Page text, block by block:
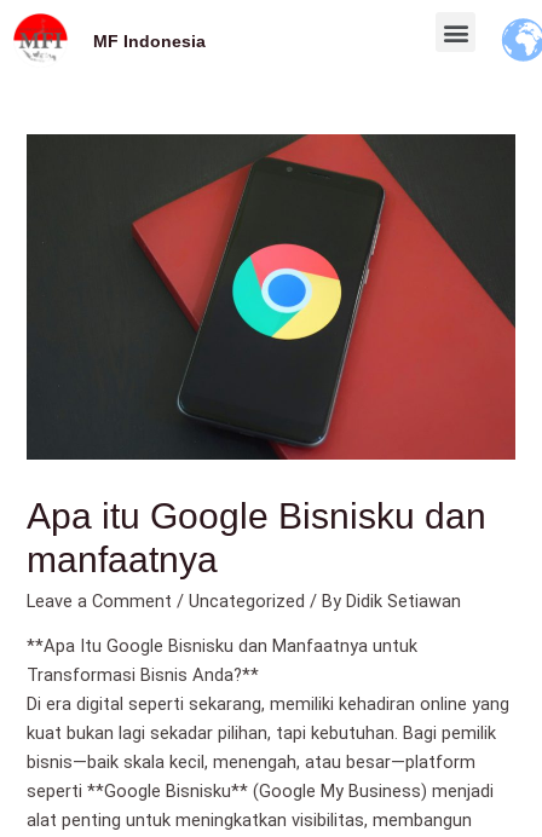
MF Indonesia
Apa itu Google Bisnisku dan
manfaatnya
Leave a Comment /Uncategorized / ByDidik Setiawan
**Apa Itu Google Bisnisku dan Manfaatnya untuk
Transformasi Bisnis Anda?**
Di era digital seperti sekarang, memiliki kehadiran online yang
kuat bukan lagi sekadar pilihan, tapi kebutuhan. Bagi pemilik
bisnis—baik skala kecil, menengah, atau besar—platform
seperti **Google Bisnisku** (Google My Business) menjadi
alat penting untuk meningkatkan visibilitas, membangun